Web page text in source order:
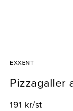
EXXENT
Pizzagaller
191 kr/st